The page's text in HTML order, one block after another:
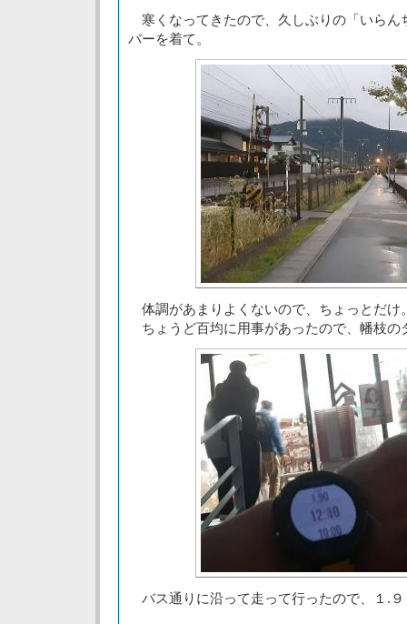
寒くなってきたので、久しぶりの「いら
バーを着て。
体調があまりよくないので、ちょっとだけ
ちょうど百均に用事があったので、幡枝の
バス通りに沿って走って行ったので、１.９